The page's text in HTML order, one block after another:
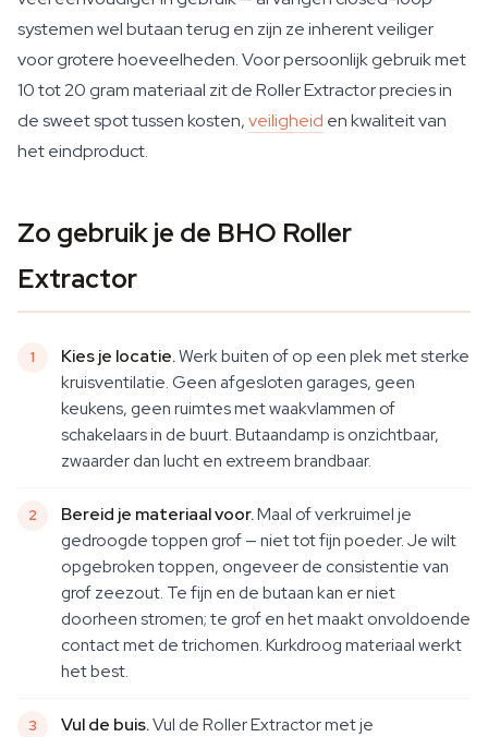
systemen wel butaan terug en zijn ze inherent veiliger
voor grotere hoeveelheden. Voor persoonlijk gebruik met
10 tot 20 gram materiaal zit de Roller Extractor precies in
de sweet spot tussen kosten,veiligheid en kwaliteit van
het eindproduct.
Zo gebruik je de BHO Roller
Extractor
Kies je locatie.Werk buiten of op een plek met sterke
kruisventilatie. Geen afgesloten garages, geen
keukens, geen ruimtes met waakvlammen of
schakelaars in de buurt. Butaandamp is onzichtbaar,
zwaarder dan lucht en extreem brandbaar.
Bereid je materiaal voor.Maal of verkruimel je
gedroogde toppen grof — niet tot fijn poeder. Je wilt
opgebroken toppen, ongeveer de consistentie van
grof zeezout. Te fijn en de butaan kan er niet
doorheen stromen; te grof en het maakt onvoldoende
contact met de trichomen. Kurkdroog materiaal werkt
het best.
Vul de buis.Vul de Roller Extractor met je